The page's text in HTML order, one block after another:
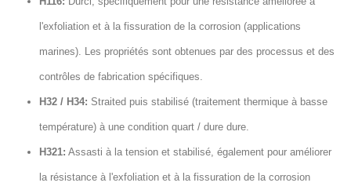
l'exfoliation et à la fissuration de la corrosion (applications
marines). Les propriétés sont obtenues par des processus et des
contrôles de fabrication spécifiques.
H32 / H34: Straited puis stabilisé (traitement thermique à basse
température) à une condition quart / dure dure.
H321: Assasti à la tension et stabilisé, également pour améliorer
la résistance à l'exfoliation et à la fissuration de la corrosion